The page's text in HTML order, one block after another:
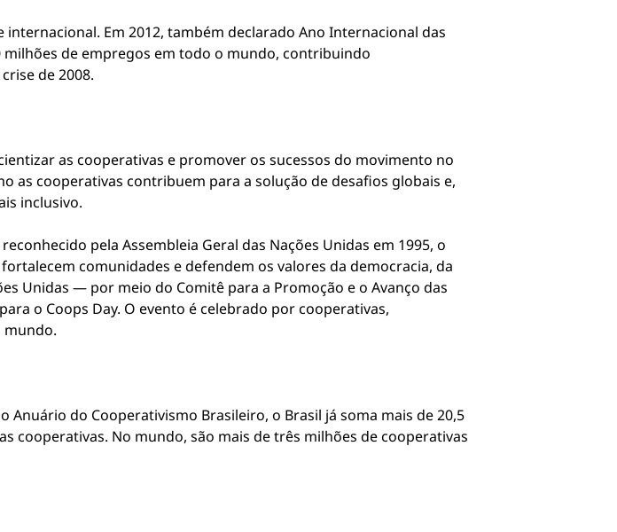
Em 2012, também declarado Ano Internacional das
de empregos em todo o mundo, contribuindo
de 2008.
as cooperativas e promover os sucessos do movimento no
as cooperativas contribuem para a solução de desafios globais e,
inclusivo.
pela Assembleia Geral das Nações Unidas em 1995, o
comunidades e defendem os valores da democracia, da
Unidas — por meio do Comitê para a Promoção e o Avanço das
o Coops Day. O evento é celebrado por cooperativas,
mundo.
do Cooperativismo Brasileiro, o Brasil já soma mais de 20,5
cooperativas. No mundo, são mais de três milhões de cooperativas